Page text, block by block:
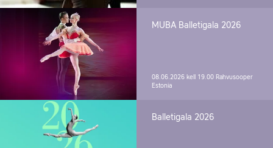
MUBA Balletigala 2026
08.06.2026 kell 19.00 Rahvusooper
Estonia
Balletigala 2026